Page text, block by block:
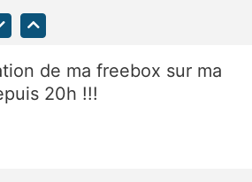
de ma freebox sur ma
20h !!!